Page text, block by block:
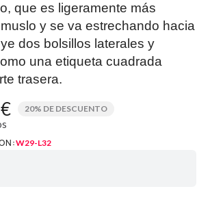
que es ligeramente más
y se va estrechando hacia
dos bolsillos laterales y
una etiqueta cuadrada
trasera.
20% DE DESCUENTO
W29-L32